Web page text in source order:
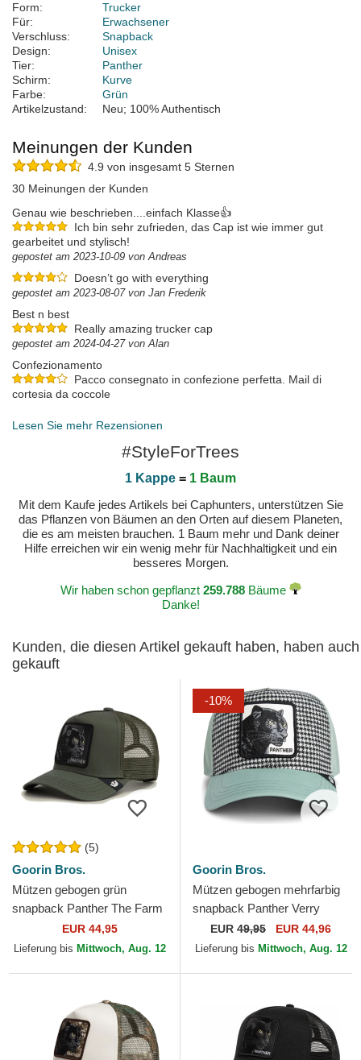
Form:
Trucker
Für:
Erwachsener
Verschluss:
Snapback
Design:
Unisex
Tier:
Panther
Schirm:
Kurve
Farbe:
Grün
Artikelzustand:
Neu; 100% Authentisch
Meinungen der Kunden
4.9 von insgesamt 5 Sternen
30 Meinungen der Kunden
Genau wie beschrieben....einfach Klasse👍
Ich bin sehr zufrieden, das Cap ist wie immer gut
gearbeitet und stylisch!
gepostet am 2023-10-09 von Andreas
Doesn’t go with everything
gepostet am 2023-08-07 von Jan Frederik
Best n best
Really amazing trucker cap
gepostet am 2024-04-27 von Alan
Confezionamento
Pacco consegnato in confezione perfetta. Mail di
cortesia da coccole
Lesen Sie mehr Rezensionen
#StyleForTrees
1 Kappe = 1 Baum
Mit dem Kaufe jedes Artikels bei Caphunters, unterstützen Sie
das Pflanzen von Bäumen an den Orten auf diesem Planeten,
die es am meisten brauchen. 1 Baum mehr und Dank deiner
Hilfe erreichen wir ein wenig mehr für Nachhaltigkeit und ein
besseres Morgen.
Wir haben schon gepflanzt 259.788Bäume
Danke!
Kunden, die diesen Artikel gekauft haben, haben auch
gekauft
(5)
Goorin Bros.
Mützen gebogen grün
snapback Panther The Farm
Goorin Bros.EUR 44,95
Lieferung bis Mittwoch, Aug. 12
-10%
Goorin Bros.
Mützen gebogen mehrfarbig
snapback Panther Verry
Dapper The Farm Goorin
Bros.
EUR 49,95 EUR 44,96
Lieferung bis Mittwoch, Aug. 12